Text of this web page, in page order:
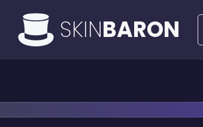
SKINBARON